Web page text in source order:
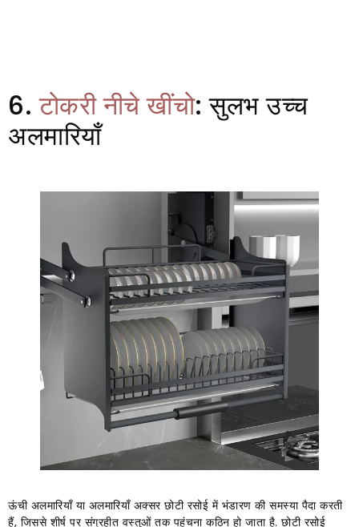
6.टोकरी नीचे खींचो: सुलभ उच्च
अलमारियाँ
ऊंची अलमारियाँ या अलमारियाँ अक्सर छोटी रसोई में भंडारण की समस्या पैदा करती
हैं, जिससे शीर्ष पर संग्रहीत वस्तुओं तक पहुंचना कठिन हो जाता है. छोटी रसोई